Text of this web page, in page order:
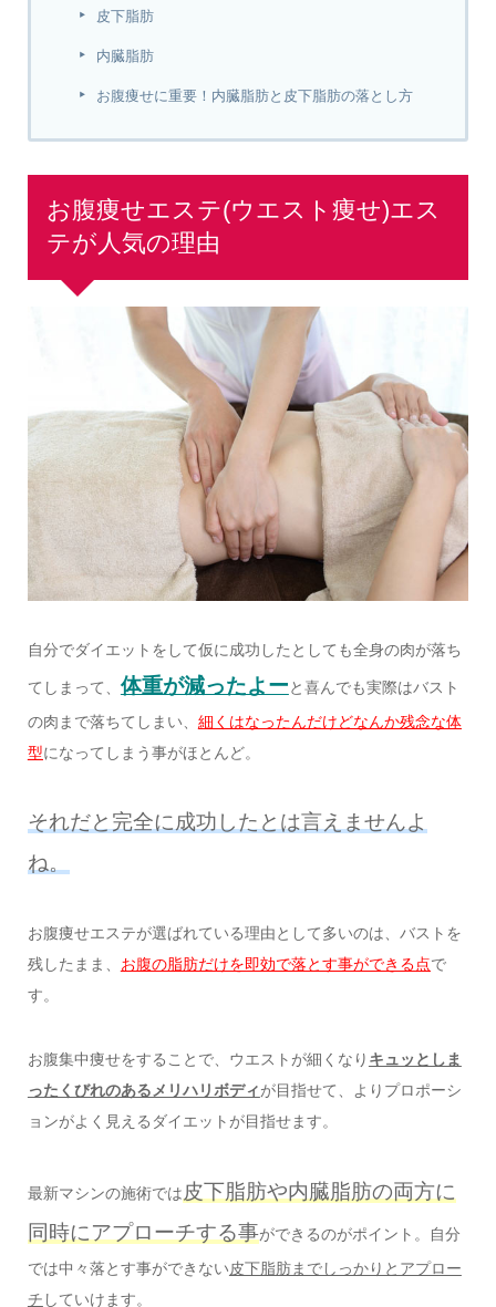
皮下脂肪
内臓脂肪
お腹痩せに重要！内臓脂肪と皮下脂肪の落とし方
お腹痩せエステ(ウエスト痩せ)エス
テが人気の理由
自分でダイエットをして仮に成功したとしても全身の肉が落ち
てしまって、 体重が減ったよーと喜んでも実際はバスト
の肉まで落ちてしまい、 細くはなったんだけどなんか残念な体
型になってしまう事がほとんど。
それだと完全に成功したとは言えませんよ
ね。
お腹痩せエステが選ばれている理由として多いのは、バストを
残したまま、 お腹の脂肪だけを即効で落とす事ができる点で
す。
お腹集中痩せをすることで、ウエストが細くなり キュッとしま
ったくびれのあるメリハリボディが目指せて、よりプロポーシ
ョンがよく見えるダイエットが目指せます。
最新マシンの施術では 皮下脂肪や内臓脂肪の両方に
同時にアプローチする事ができるのがポイント。自分
では中々落とす事ができない皮下脂肪までしっかりとアプロー
チ していけます。